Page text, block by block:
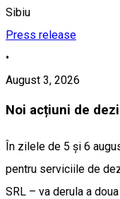
Sibiu
Press release
•
August 3, 2026
Noi acțiuni de
În zilele de 5 și 6
pentru serviciile de
SRL – va derula a